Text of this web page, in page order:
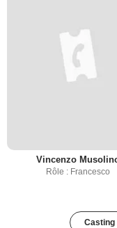
Vincenzo
Rôle : Francesco
Casting